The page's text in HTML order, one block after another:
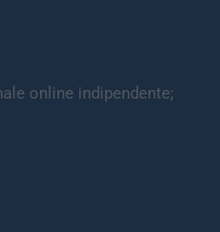
online indipendente;